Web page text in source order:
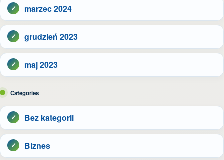
marzec 2024
grudzień 2023
maj 2023
Categories
Bez kategorii
Biznes